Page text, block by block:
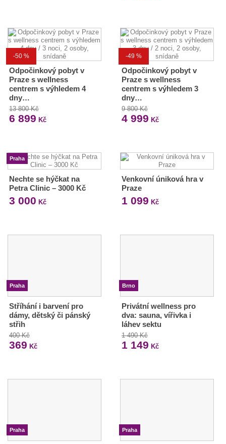
-50 %
Odpočinkový pobyt v
Praze s wellness
centrem s výhledem 4
dny…
13 800 Kč
6 899 Kč
-49 %
Odpočinkový pobyt v
Praze s wellness
centrem s výhledem 3
dny…
9 800 Kč
4 999 Kč
Praha
Nechte se hýčkat na
Petra Clinic – 3000 Kč
3 000 Kč
Venkovní úniková hra v
Praze
1 099 Kč
Praha
Stříhání i barvení pro
dámy, dětský či pánský
střih
400 Kč
369 Kč
Brno
Privátní wellness pro
dva: sauna, vířivka i
láhev sektu
1 490 Kč
1 149 Kč
Praha Praha